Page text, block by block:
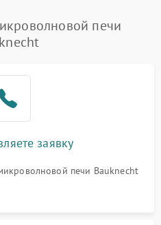
печи
заявку
печи Bauknecht